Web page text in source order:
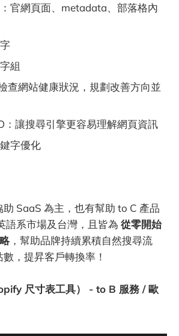
官網頁面、metadata、部落格內
組
查網站健康狀況，規劃改善方向並
：讓搜尋引擎更容易理解網頁資訊
字優化
SaaS 為主，也有幫助 to C 產品
語系市場及台灣，且皆為 從零開始
，幫助品牌持續累積自然搜尋流
，提昇客戶轉換率！
尺寸表工具） - to B 服務 / 歐